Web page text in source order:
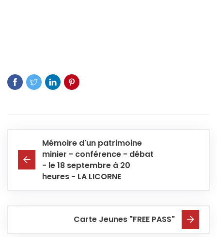
Mémoire d'un patrimoine
minier - conférence - débat
- le 18 septembre à 20
heures - LA LICORNE
Carte Jeunes "FREE PASS"